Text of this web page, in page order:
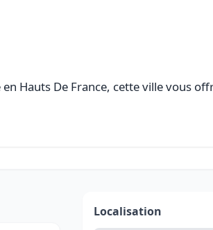
Hauts De France, cette ville vous
Localisation